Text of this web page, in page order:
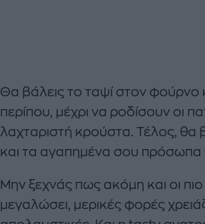
Θα βάλεις το ταψί στον φούρνο
περίπου, μέχρι να ροδίσουν οι
λαχταριστή κρούστα. Τέλος, θα
και τα αγαπημένα σου πρόσωπα
Μην ξεχνάς πως ακόμη και οι
μεγαλώσει, μερικές φορές